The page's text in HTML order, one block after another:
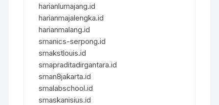
harianlumajang.id
harianmajalengka.id
harianmalang.id
smanics-serpong.id
smakstlouis.id
smapraditadirgantara.id
sman8jakarta.id
smalabschool.id
smaskanisius.id